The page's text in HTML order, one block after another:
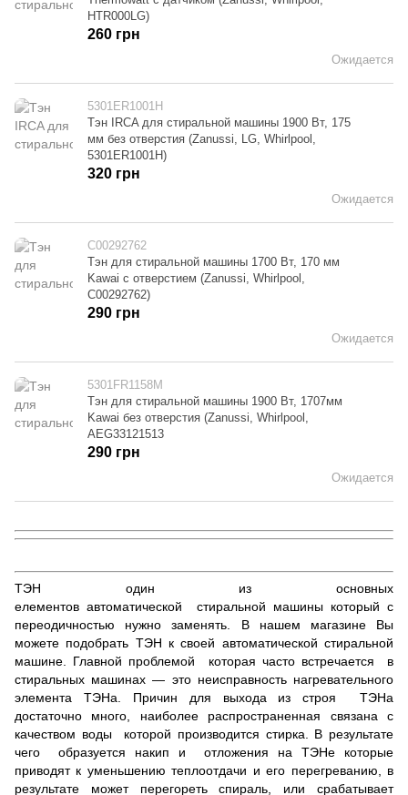
HTR000LG)
Ожидается
260 грн
5301ER1001H
Тэн IRCA для стиральной машины 1900 Вт, 175
мм без отверстия (Zanussi, LG, Whirlpool,
5301ER1001H)
Ожидается
320 грн
C00292762
Тэн для стиральной машины 1700 Вт, 170 мм
Kawai с отверстием (Zanussi, Whirlpool,
C00292762)
Ожидается
290 грн
5301FR1158M
Тэн для стиральной машины 1900 Вт, 1707мм
Kawai без отверстия (Zanussi, Whirlpool,
AEG33121513
Ожидается
290 грн
ТЭН один из основных
елементов автоматической стиральной машины который с
переодичностью нужно заменять. В нашем магазине Вы
можете подобрать ТЭН к своей автоматической стиральной
машине. Главной проблемой которая часто встречается в
стиральных машинах — это неисправность нагревательного
элемента ТЭНа. Причин для выхода из строя ТЭНа
достаточно много, наиболее распространенная связана с
качеством воды которой производится стирка. В результате
чего образуется накип и отложения на ТЭНе которые
приводят к уменьшению теплоотдачи и его перегреванию, в
результате может перегореть спираль, или срабатывает